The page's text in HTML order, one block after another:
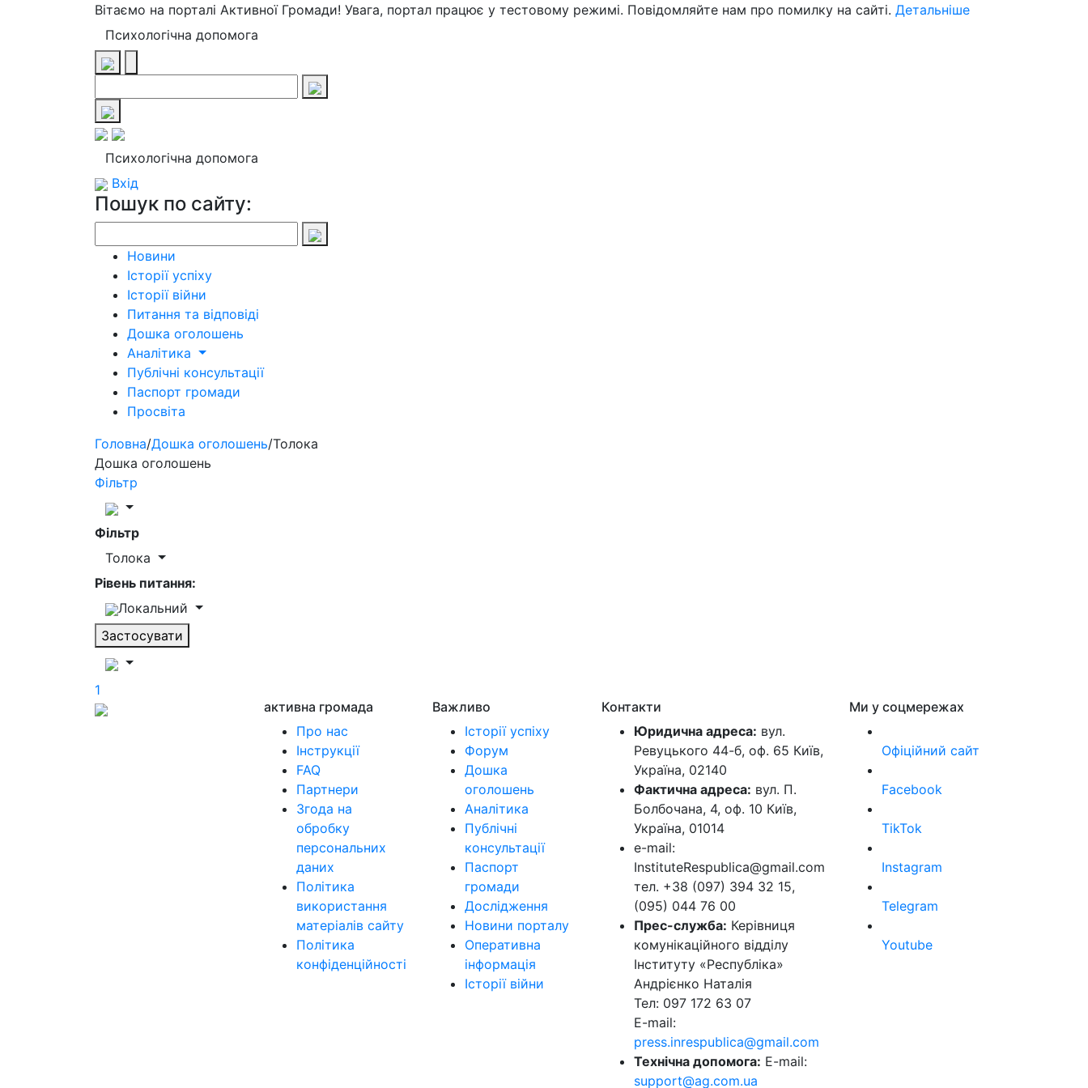
Вітаємо на порталі Активної Громади! Увага, портал працює у тестовому режимі. Повідомляйте нам про помилку на сайті. Детальніше
Психологічна допомога
Психологічна допомога
Вхід
Пошук по сайту:
Новини
Історії успіху
Історії війни
Питання та відповіді
Дошка оголошень
Аналітика
Публічні консультації
Паспорт громади
Просвіта
Головна/Дошка оголошень/Толока
Дошка оголошень
Фільтр
Фільтр
Толока
Рівень питання:
Локальний
Застосувати
1
активна громада
Про нас
Інструкції
FAQ
Партнери
Згода на
обробку
персональних
даних
Політика
використання
матеріалів сайту
Політика
конфіденційності
Важливо
Історії успіху
Форум
Дошка
оголошень
Аналітика
Публічні
консультації
Паспорт
громади
Дослідження
Новини порталу
Оперативна
інформація
Історії війни
Контакти
Юридична адреса: вул.
Ревуцького 44-б, оф. 65 Київ,
Україна, 02140
Фактична адреса: вул. П.
Болбочана, 4, оф. 10 Київ,
Україна, 01014
e-mail:
InstituteRespublica@gmail.com
тел. +38 (097) 394 32 15,
(095) 044 76 00
Прес-служба: Керівниця
комунікаційного відділу
Інституту «Республіка»
Андрієнко Наталія
Тел: 097 172 63 07
E-mail:
press.inrespublica@gmail.com
Технічна допомога: E-mail:
support@ag.com.ua
Ми у соцмережах
Офіційний сайт
Facebook
TikTok
Instagram
Telegram
Youtube